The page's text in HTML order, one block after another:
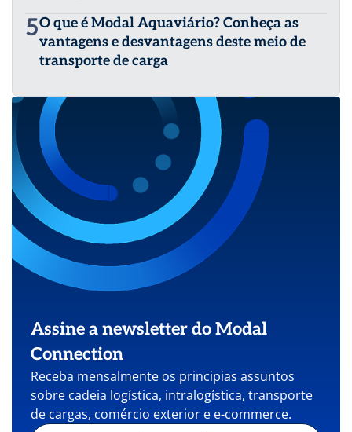
5O que é Modal Aquaviário? Conheça as
vantagens e desvantagens deste meio de
transporte de carga
Assine a newsletter do Modal
Connection
Receba mensalmente os principias assuntos
sobre cadeia logística, intralogística, transporte
de cargas, comércio exterior e e-commerce.